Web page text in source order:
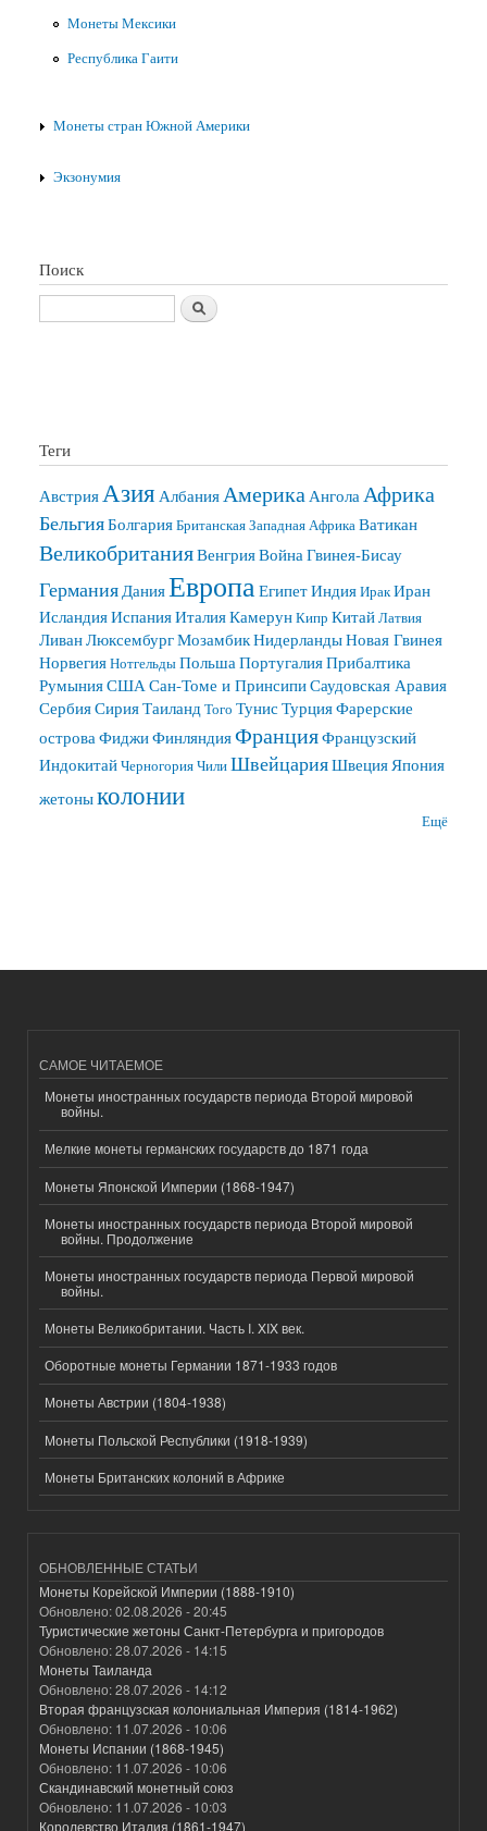
Монеты Мексики
Республика Гаити
Монеты стран Южной Америки
Экзонумия
Поиск
Теги
Австрия Азия Албания Америка Ангола Африка
БельгияБолгарияБританская Западная АфрикаВатикан
ВеликобританияВенгрияВойна Гвинея-Бисау
Германия ДанияЕвропа ЕгипетИндияИракИран
ИсландияИспанияИталияКамерунКипр КитайЛатвия
ЛиванЛюксембургМозамбикНидерландыНовая Гвинея
НорвегияНотгельдыПольша ПортугалияПрибалтика
РумынияСША Сан-Томе и ПринсипиСаудовская Аравия
СербияСирияТаиланд Того Тунис ТурцияФарерские
острова ФиджиФинляндияФранцияФранцузский
ИндокитайЧерногорияЧилиШвейцарияШвеция Япония
жетоныколонии
Ещё
САМОЕ ЧИТАЕМОЕ
Монеты иностранных государств периода Второй мировой
войны.
Мелкие монеты германских государств до 1871 года
Монеты Японской Империи (1868-1947)
Монеты иностранных государств периода Второй мировой
войны. Продолжение
Монеты иностранных государств периода Первой мировой
войны.
Монеты Великобритании. Часть I. XIX век.
Оборотные монеты Германии 1871-1933 годов
Монеты Австрии (1804-1938)
Монеты Польской Республики (1918-1939)
Монеты Британских колоний в Африке
ОБНОВЛЕННЫЕ СТАТЬИ
Монеты Корейской Империи (1888-1910)
Обновлено:02.08.2026 - 20:45
Туристические жетоны Санкт-Петербурга и пригородов
Обновлено:28.07.2026 - 14:15
Монеты Таиланда
Обновлено:28.07.2026 - 14:12
Вторая французская колониальная Империя (1814-1962)
Обновлено: 11.07.2026 - 10:06
Монеты Испании (1868-1945)
Обновлено: 11.07.2026 - 10:06
Скандинавский монетный союз
Обновлено: 11.07.2026 - 10:03
Королевство Италия (1861-1947)